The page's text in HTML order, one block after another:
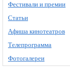
Фестивали и премии
Статьи
Афиша кинотеатров
Телепрограмма
Фотогалереи